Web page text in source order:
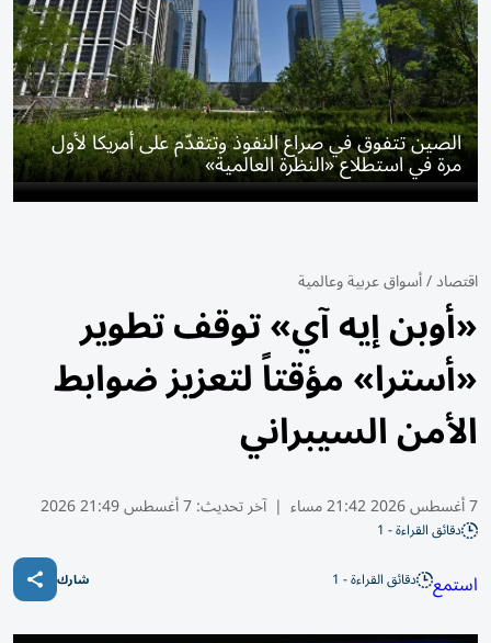
الصين تتفوق في صراع النفوذ وتتقدّم على أمريكا لأول
مرة في استطلاع «النظرة العالمية»
اقتصاد/أسواق عربية وعالمية
«أوبن إيه آي» توقف تطوير
«أسترا» مؤقتاً لتعزيز ضوابط
الأمن السيبراني
7 أغسطس 2026 21:42 مساء | آخر تحديث:7 أغسطس 21:49 2026
دقائق القراءة - 1
استمع دقائق القراءة - 1 شارك